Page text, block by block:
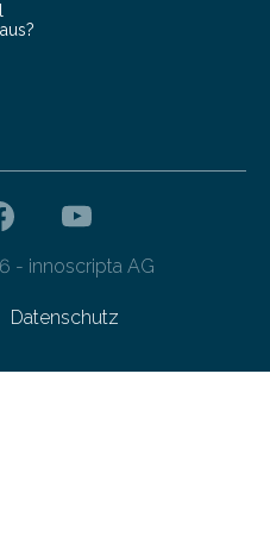
- innoscripta AG
Datenschutz